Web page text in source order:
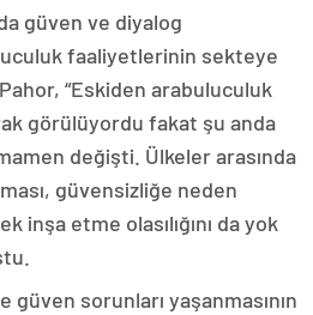
güven ve diyalog
faaliyetlerinin sekteye
“Eskiden arabuluculuk
görülüyordu fakat şu anda
değişti. Ülkeler arasında
güvensizliğe neden
inşa etme olasılığını da yok
güven sorunları yaşanmasının